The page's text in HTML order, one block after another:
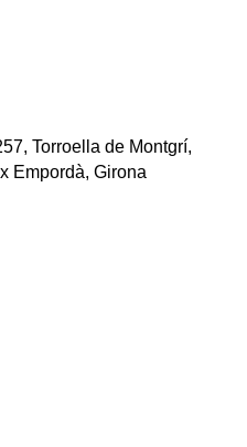
Torroella de Montgrí,
Empordà, Girona